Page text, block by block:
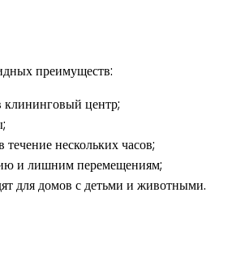
преимуществ:
клининговый центр;
нескольких часов;
и лишним перемещениям;
для домов с детьми и животными.